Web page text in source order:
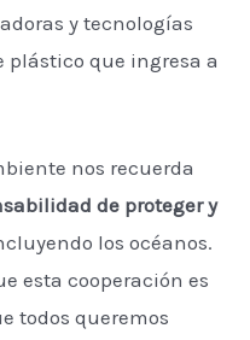
y tecnologías
que ingresa a
nos recuerda
de proteger y
los océanos.
esta cooperación es
todos queremos